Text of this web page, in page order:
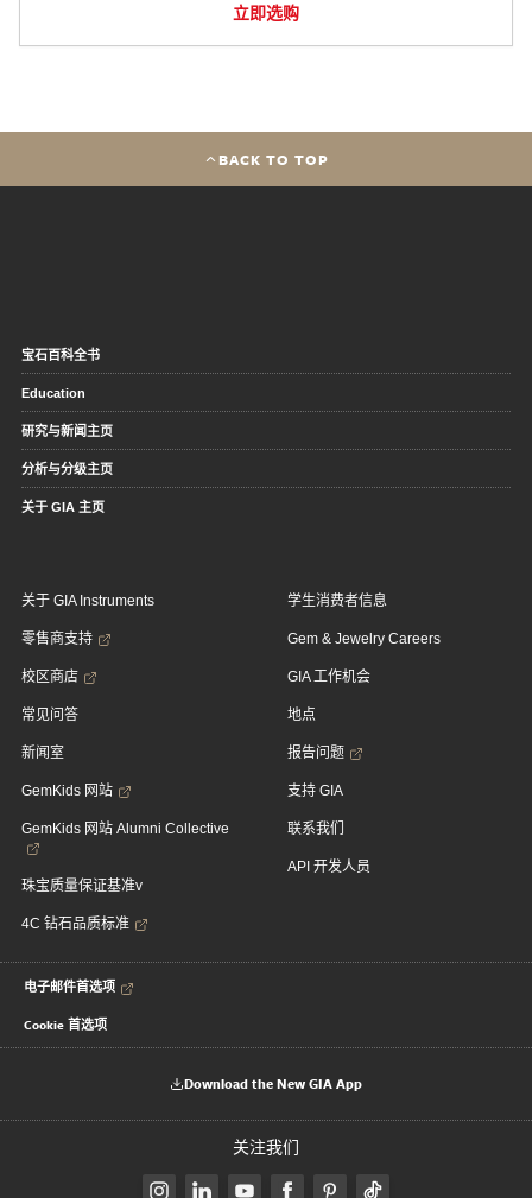
立即选购
BACK TO TOP
宝石百科全书
Education
研究与新闻主页
分析与分级主页
关于 GIA 主页
关于 GIA Instruments
零售商支持
校区商店
常见问答
新闻室
GemKids 网站
GemKids 网站 Alumni Collective
珠宝质量保证基准v
4C 钻石品质标准
学生消费者信息
Gem & Jewelry Careers
GIA 工作机会
地点
报告问题
支持 GIA
联系我们
API 开发人员
电子邮件首选项
Cookie 首选项
Download the New GIA App
关注我们